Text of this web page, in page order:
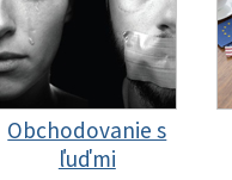
Obchodovanie s
ľuďmi